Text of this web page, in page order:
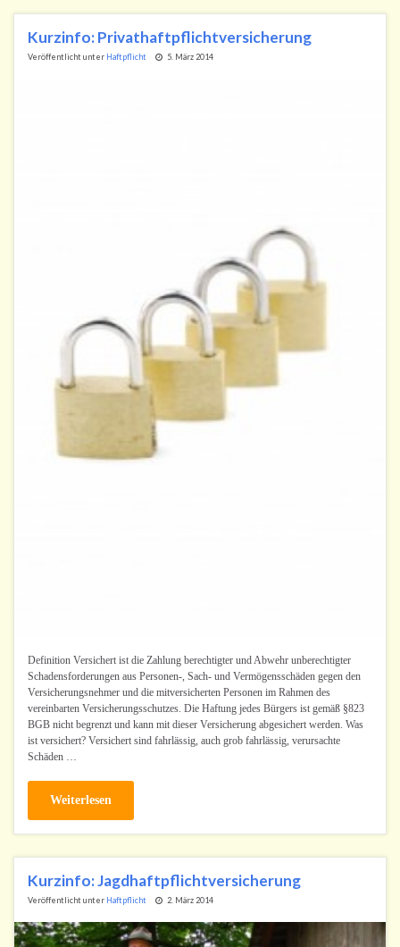
Kurzinfo: Privathaftpflichtversicherung
Veröffentlicht unter Haftpflicht 5. März 2014
Definition Versichert ist die Zahlung berechtigter und Abwehr unberechtigter
Schadensforderungen aus Personen-, Sach- und Vermögensschäden gegen den
Versicherungsnehmer und die mitversicherten Personen im Rahmen des
vereinbarten Versicherungsschutzes. Die Haftung jedes Bürgers ist gemäß §823
BGB nicht begrenzt und kann mit dieser Versicherung abgesichert werden. Was
ist versichert? Versichert sind fahrlässig, auch grob fahrlässig, verursachte
Schäden …
Weiterlesen
Kurzinfo: Jagdhaftpflichtversicherung
Veröffentlicht unter Haftpflicht 2. März 2014